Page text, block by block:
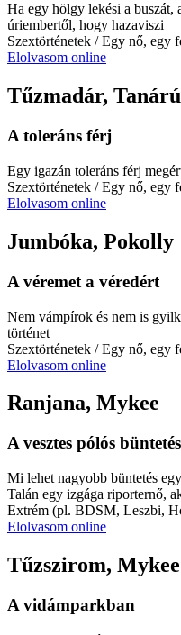
Ha egy hölgy lekési a buszát,
úriembertől, hogy hazaviszi
Szextörténetek / Egy nő, egy
Elolvasom online
Tűzmadár,
A toleráns férj
Egy igazán toleráns férj
Szextörténetek / Egy nő, egy
Elolvasom online
Jumbóka, Pokolly
A véremet a véredért
Nem vámpírok és nem is
történet
Szextörténetek / Egy nő, egy
Elolvasom online
Ranjana, Mykee
A vesztes pólós
Mi lehet nagyobb büntetés
Talán egy izgága riporternő,
Extrém (pl. BDSM, Leszbi,
Elolvasom online
Tűzszirom, Mykee
A vidámparkban